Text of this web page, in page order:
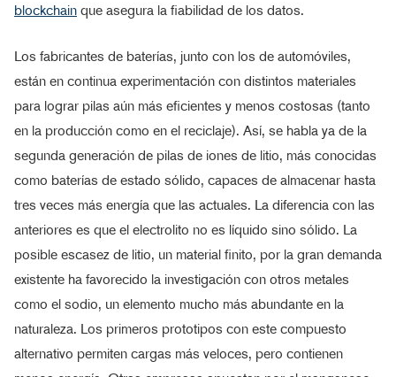
blockchain que asegura la fiabilidad de los datos.
Los fabricantes de baterías, junto con los de automóviles,
están en continua experimentación con distintos materiales
para lograr pilas aún más eficientes y menos costosas (tanto
en la producción como en el reciclaje). Así, se habla ya de la
segunda generación de pilas de iones de litio, más conocidas
como baterías de estado sólido, capaces de almacenar hasta
tres veces más energía que las actuales. La diferencia con las
anteriores es que el electrolito no es líquido sino sólido. La
posible escasez de litio, un material finito, por la gran demanda
existente ha favorecido la investigación con otros metales
como el sodio, un elemento mucho más abundante en la
naturaleza. Los primeros prototipos con este compuesto
alternativo permiten cargas más veloces, pero contienen